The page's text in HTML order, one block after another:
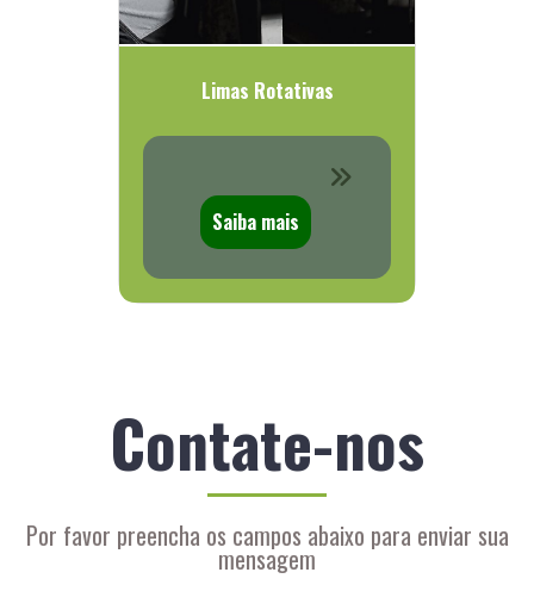
Limas Rotativas
Saiba mais
Contate-nos
Por favor preencha os campos abaixo para enviar sua
mensagem